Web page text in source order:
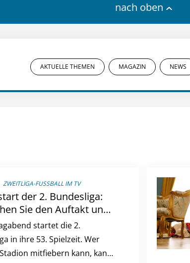
nach oben
AKTUELLE THEMEN MAGAZIN NEWS
ZWEITLIGA-FUSSBALL IM TV
der 2. Bundesliga:
Sie den Auftakt und
im Free-TV
startet die 2.
in ihre 53. Spielzeit. Wer
mitfiebern kann, kann